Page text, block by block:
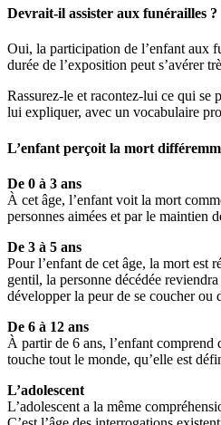
Devrait-il assister aux funérailles ?
Oui, la participation de l’enfant aux
durée de l’exposition peut s’avérer
Rassurez-le et racontez-lui ce qui se
lui expliquer, avec un vocabulaire
L’enfant perçoit la mort
De 0 à 3 ans
À cet âge, l’enfant voit la mort
personnes aimées et par le maintien
De 3 à 5 ans
Pour l’enfant de cet âge, la mort est
gentil, la personne décédée
développer la peur de se coucher ou
De 6 à 12 ans
À partir de 6 ans, l’enfant comprend
touche tout le monde, qu’elle est
L’adolescent
L’adolescent a la même